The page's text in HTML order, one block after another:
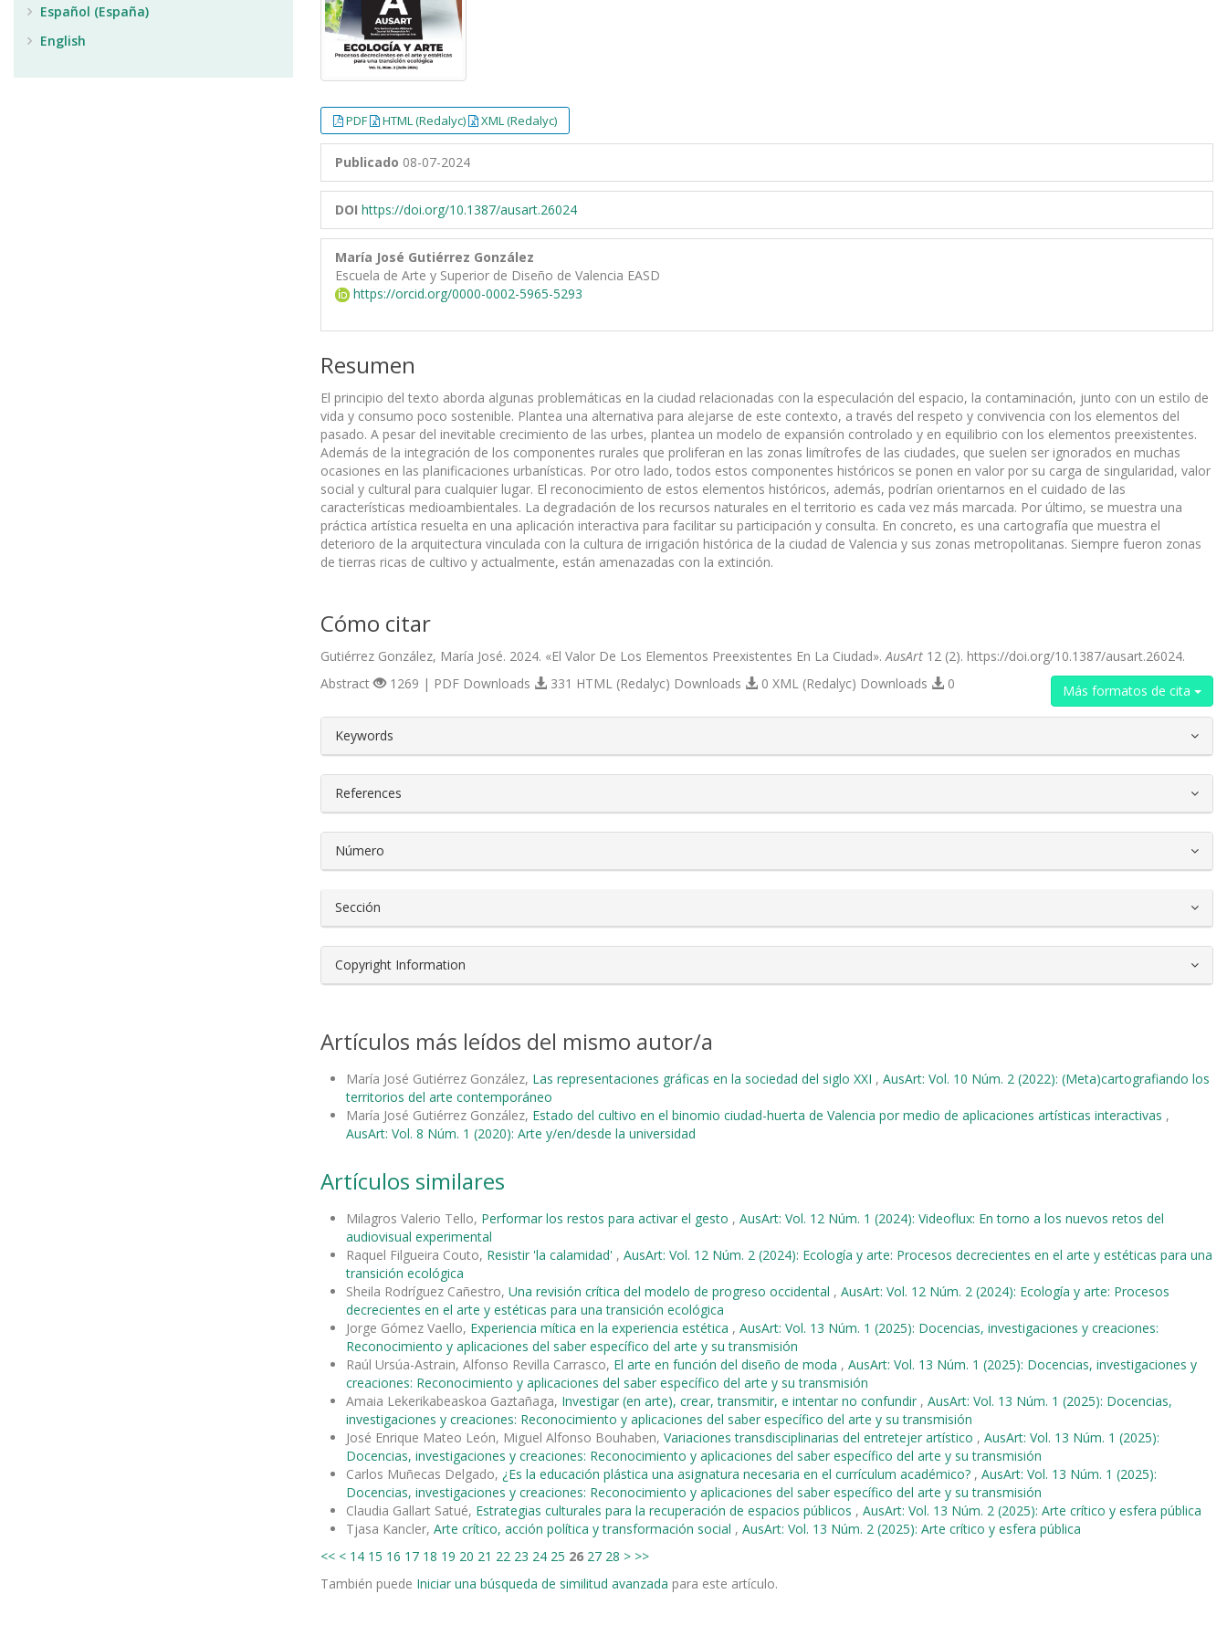
PDF HTML (Redalyc) XML (Redalyc)
Publicado 08-07-2024
DOI https://doi.org/10.1387/ausart.26024
María José Gutiérrez González
Escuela de Arte y Superior de Diseño de Valencia EASD
https://orcid.org/0000-0002-5965-5293
Resumen
El principio del texto aborda algunas problemáticas en la ciudad relacionadas con la especulación del espacio, la contaminación, junto con un estilo de
vida y consumo poco sostenible. Plantea una alternativa para alejarse de este contexto, a través del respeto y convivencia con los elementos del
pasado. A pesar del inevitable crecimiento de las urbes, plantea un modelo de expansión controlado y en equilibrio con los elementos preexistentes.
Además de la integración de los componentes rurales que proliferan en las zonas limítrofes de las ciudades, que suelen ser ignorados en muchas
ocasiones en las planificaciones urbanísticas. Por otro lado, todos estos componentes históricos se ponen en valor por su carga de singularidad, valor
social y cultural para cualquier lugar. El reconocimiento de estos elementos históricos, además, podrían orientarnos en el cuidado de las
características medioambientales. La degradación de los recursos naturales en el territorio es cada vez más marcada. Por último, se muestra una
práctica artística resuelta en una aplicación interactiva para facilitar su participación y consulta. En concreto, es una cartografía que muestra el
deterioro de la arquitectura vinculada con la cultura de irrigación histórica de la ciudad de Valencia y sus zonas metropolitanas. Siempre fueron zonas
de tierras ricas de cultivo y actualmente, están amenazadas con la extinción.
Cómo citar
Gutiérrez González, María José. 2024. «El Valor De Los Elementos Preexistentes En La Ciudad».AusArt 12 (2). https://doi.org/10.1387/ausart.26024.
Más formatos de cita
Abstract 1269 | PDF Downloads 331 HTML (Redalyc) Downloads 0 XML (Redalyc) Downloads 0
##plugins.themes.bootstrap3.article.details##
Keywords
References
Número
Sección
Copyright Information
Artículos más leídos del mismo autor/a
María José Gutiérrez González, Las representaciones gráficas en la sociedad del siglo XXI , AusArt: Vol. 10 Núm. 2 (2022): (Meta)cartografiando los
territorios del arte contemporáneo
María José Gutiérrez González, Estado del cultivo en el binomio ciudad-huerta de Valencia por medio de aplicaciones artísticas interactivas ,
AusArt: Vol. 8 Núm. 1 (2020): Arte y/en/desde la universidad
Artículos similares
Milagros Valerio Tello, Performar los restos para activar el gesto , AusArt: Vol. 12 Núm. 1 (2024): Videoflux: En torno a los nuevos retos del
audiovisual experimental
Raquel Filgueira Couto, Resistir 'la calamidad' , AusArt: Vol. 12 Núm. 2 (2024): Ecología y arte: Procesos decrecientes en el arte y estéticas para una
transición ecológica
Sheila Rodríguez Cañestro, Una revisión crítica del modelo de progreso occidental , AusArt: Vol. 12 Núm. 2 (2024): Ecología y arte: Procesos
decrecientes en el arte y estéticas para una transición ecológica
Jorge Gómez Vaello, Experiencia mítica en la experiencia estética , AusArt: Vol. 13 Núm. 1 (2025): Docencias, investigaciones y creaciones:
Reconocimiento y aplicaciones del saber específico del arte y su transmisión
Raúl Ursúa-Astrain, Alfonso Revilla Carrasco, El arte en función del diseño de moda , AusArt: Vol. 13 Núm. 1 (2025): Docencias, investigaciones y
creaciones: Reconocimiento y aplicaciones del saber específico del arte y su transmisión
Amaia Lekerikabeaskoa Gaztañaga, Investigar (en arte), crear, transmitir, e intentar no confundir , AusArt: Vol. 13 Núm. 1 (2025): Docencias,
investigaciones y creaciones: Reconocimiento y aplicaciones del saber específico del arte y su transmisión
José Enrique Mateo León, Miguel Alfonso Bouhaben, Variaciones transdisciplinarias del entretejer artístico , AusArt: Vol. 13 Núm. 1 (2025):
Docencias, investigaciones y creaciones: Reconocimiento y aplicaciones del saber específico del arte y su transmisión
Carlos Muñecas Delgado, ¿Es la educación plástica una asignatura necesaria en el currículum académico? , AusArt: Vol. 13 Núm. 1 (2025):
Docencias, investigaciones y creaciones: Reconocimiento y aplicaciones del saber específico del arte y su transmisión
Claudia Gallart Satué, Estrategias culturales para la recuperación de espacios públicos , AusArt: Vol. 13 Núm. 2 (2025): Arte crítico y esfera pública
Tjasa Kancler, Arte crítico, acción política y transformación social , AusArt: Vol. 13 Núm. 2 (2025): Arte crítico y esfera pública
<< < 14 15 16 17 18 19 20 21 22 23 24 25 26 27 28 > >>
También puede Iniciar una búsqueda de similitud avanzada para este artículo.
Español (España)
English